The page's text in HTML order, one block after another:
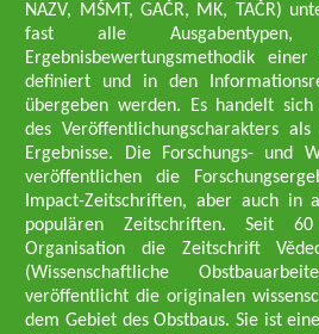
NAZV, MŠMT, GAČR, MK, TAČR)
fast alle
Ergebnisbewertungsmethodik einer
definiert und in den
übergeben werden. Es handelt
des Veröffentlichungscharakters
Ergebnisse. Die Forschungs- und
veröffentlichen die
Impact-Zeitschriften, aber auch in
populären Zeitschriften. Seit
Organisation die Zeitschrift
(Wissenschaftliche
veröffentlicht die originalen
dem Gebiet des Obstbaus. Sie ist